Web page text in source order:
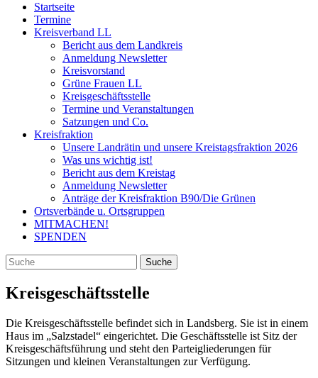
Startseite
Termine
Kreisverband LL
Bericht aus dem Landkreis
Anmeldung Newsletter
Kreisvorstand
Grüne Frauen LL
Kreisgeschäftsstelle
Termine und Veranstaltungen
Satzungen und Co.
Kreisfraktion
Unsere Landrätin und unsere Kreistagsfraktion 2026
Was uns wichtig ist!
Bericht aus dem Kreistag
Anmeldung Newsletter
Anträge der Kreisfraktion B90/Die Grünen
Ortsverbände u. Ortsgruppen
MITMACHEN!
SPENDEN
Kreisgeschäftsstelle
Die Kreisgeschäftsstelle befindet sich in Landsberg. Sie ist in einem
Haus im „Salzstadel“ eingerichtet. Die Geschäftsstelle ist Sitz der
Kreisgeschäftsführung und steht den Parteigliederungen für
Sitzungen und kleinen Veranstaltungen zur Verfügung.